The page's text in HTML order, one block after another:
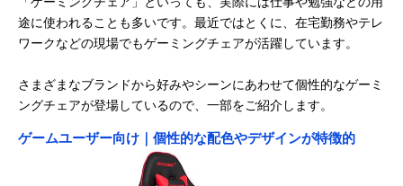
途に使われることも多いです。最近ではとくに、在宅勤務やテレ
ワークなどの現場でもゲーミングチェアが活躍しています。
さまざまなブランドから好みやシーンにあわせて個性的なゲーミ
ングチェアが登場しているので、一部をご紹介します。
ゲームユーザー向け｜個性的な配色やデザインが特徴的